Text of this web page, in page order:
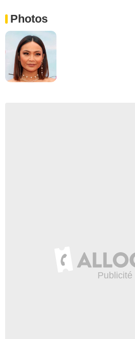
Photos